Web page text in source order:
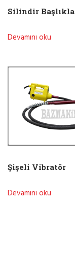
Silindir
Devamını oku
Şişeli Vibratör
Devamını oku